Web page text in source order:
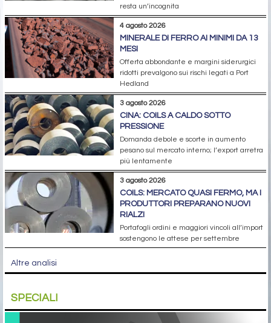
resta un’incognita
4 agosto 2026
MINERALE DI FERRO AI MINIMI DA 13
MESI
Offerta abbondante e margini siderurgici
ridotti prevalgono sui rischi legati a Port
Hedland
3 agosto 2026
CINA: COILS A CALDO SOTTO
PRESSIONE
Domanda debole e scorte in aumento
pesano sul mercato interno; l’export arretra
più lentamente
3 agosto 2026
COILS: MERCATO QUASI FERMO, MA I
PRODUTTORI PREPARANO NUOVI
RIALZI
Portafogli ordini e maggiori vincoli all’import
sostengono le attese per settembre
Altre analisi
SPECIALI